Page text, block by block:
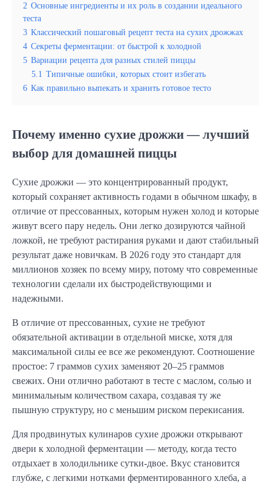
2 Основные ингредиенты и их роль в создании идеального
теста
3 Классический пошаговый рецепт теста на сухих дрожжах
4 Секреты ферментации: от быстрой к холодной
5 Вариации рецепта для разных стилей пиццы
5.1 Типичные ошибки, которых стоит избегать
6 Как правильно выпекать и хранить готовое тесто
Почему именно сухие дрожжи — лучший
выбор для домашней пиццы
Сухие дрожжи — это концентрированный продукт,
который сохраняет активность годами в обычном шкафу, в
отличие от прессованных, которым нужен холод и которые
живут всего пару недель. Они легко дозируются чайной
ложкой, не требуют растирания руками и дают стабильный
результат даже новичкам. В 2026 году это стандарт для
миллионов хозяек по всему миру, потому что современные
технологии сделали их быстродействующими и
надежными.
В отличие от прессованных, сухие не требуют
обязательной активации в отдельной миске, хотя для
максимальной силы ее все же рекомендуют. Соотношение
простое: 7 граммов сухих заменяют 20–25 граммов
свежих. Они отлично работают в тесте с маслом, солью и
минимальным количеством сахара, создавая ту же
пышную структуру, но с меньшим риском перекисания.
Для продвинутых кулинаров сухие дрожжи открывают
двери к холодной ферментации — методу, когда тесто
отдыхает в холодильнике сутки-двое. Вкус становится
глубже, с легкими нотками ферментированного хлеба, а